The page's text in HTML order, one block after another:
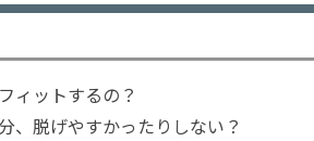
ィットするの？
、脱げやすかったりしない？